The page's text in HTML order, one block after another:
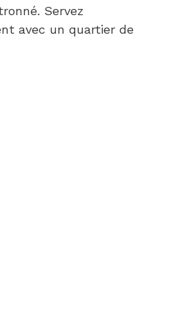
Servez
avec un quartier de